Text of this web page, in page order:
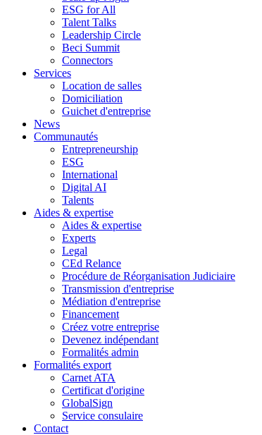
ESG for All
Talent Talks
Leadership Circle
Beci Summit
Connectors
Services
Location de salles
Domiciliation
Guichet d'entreprise
News
Communautés
Entrepreneurship
ESG
International
Digital AI
Talents
Aides & expertise
Aides & expertise
Experts
Legal
CEd Relance
Procédure de Réorganisation Judiciaire
Transmission d'entreprise
Médiation d'entreprise
Financement
Créez votre entreprise
Devenez indépendant
Formalités admin
Formalités export
Carnet ATA
Certificat d'origine
GlobalSign
Service consulaire
Contact